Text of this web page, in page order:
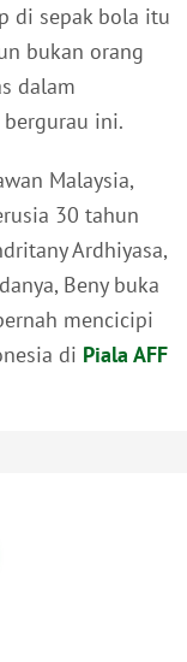
di sepak bola itu
bukan orang
dalam
bergurau ini.
Malaysia,
30 tahun
Ardhiyasa,
Beny buka
mencicipi
di Piala AFF